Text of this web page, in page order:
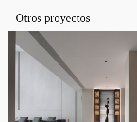
Otros proyectos